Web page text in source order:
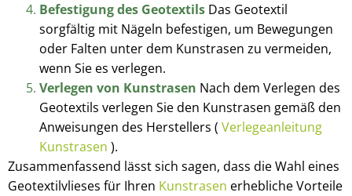
Befestigung des Geotextils Das Geotextil
sorgfältig mit Nägeln befestigen, um Bewegungen
oder Falten unter dem Kunstrasen zu vermeiden,
wenn Sie es verlegen.
Verlegen von Kunstrasen Nach dem Verlegen des
Geotextils verlegen Sie den Kunstrasen gemäß den
Anweisungen des Herstellers ( Verlegeanleitung
Kunstrasen ).
Zusammenfassend lässt sich sagen, dass die Wahl eines
Geotextilvlieses für Ihren Kunstrasen erhebliche Vorteile